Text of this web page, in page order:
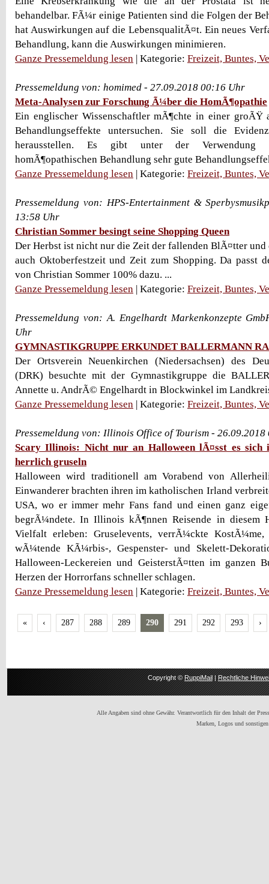
behandelbar. FÃ¼r einige Patienten sind die Folgen der
hat Auswirkungen auf die LebensqualitÃ¤t. Ein neues
Behandlung, kann die Auswirkungen minimieren.
Ganze Pressemeldung lesen | Kategorie: Freizeit, Buntes,
Pressemeldung von: homimed - 27.09.2018 00:16 Uhr
Meta-Analysen zur Forschung Ã¼ber die HomÃ¶opathie
Ein englischer Wissenschaftler mÃ¶chte in einer groÃŸ
Behandlungseffekte untersuchen. Sie soll die
herausstellen. Es gibt unter der Verwendung
homÃ¶opathischen Behandlung sehr gute
Ganze Pressemeldung lesen | Kategorie: Freizeit, Buntes,
Pressemeldung von: HPS-Entertainment &
13:58 Uhr
Christian Sommer besingt seine Shopping Queen
Der Herbst ist nicht nur die Zeit der fallenden BlÃ¤tter und
auch Oktoberfestzeit und Zeit zum Shopping. Da passt
von Christian Sommer 100% dazu. ...
Ganze Pressemeldung lesen | Kategorie: Freizeit, Buntes,
Pressemeldung von: A. Engelhardt Markenkonzepte
Uhr
GYMNASTIKGRUPPE ERKUNDET BALLERMANN
Der Ortsverein Neuenkirchen (Niedersachsen) des
(DRK) besuchte mit der Gymnastikgruppe die
Annette u. AndrÃ© Engelhardt in Blockwinkel im
Ganze Pressemeldung lesen | Kategorie: Freizeit, Buntes,
Pressemeldung von: Illinois Office of Tourism -
Scary Illinois: Nicht nur an Halloween lÃ¤sst es sich
herrlich gruseln
Halloween wird traditionell am Vorabend von
Einwanderer brachten ihren im katholischen Irland
USA, wo er immer mehr Fans fand und einen ganz
begrÃ¼ndete. In Illinois kÃ¶nnen Reisende in diesem
Vielfalt erleben: Gruselevents, verrÃ¼ckte KostÃ¼me,
wÃ¼tende KÃ¼rbis-, Gespenster- und Skelett-
Halloween-Leckereien und GeisterstÃ¤tten im ganzen
Herzen der Horrorfans schneller schlagen.
Ganze Pressemeldung lesen | Kategorie: Freizeit, Buntes,
« ‹ 287 288 289 290 291 292 293 ›
Copyright ©RuppiMail|Rechtliche
Alle Angaben sind ohne Gewähr. Verantwortlich für den Inhalt der
Marken, Logos und